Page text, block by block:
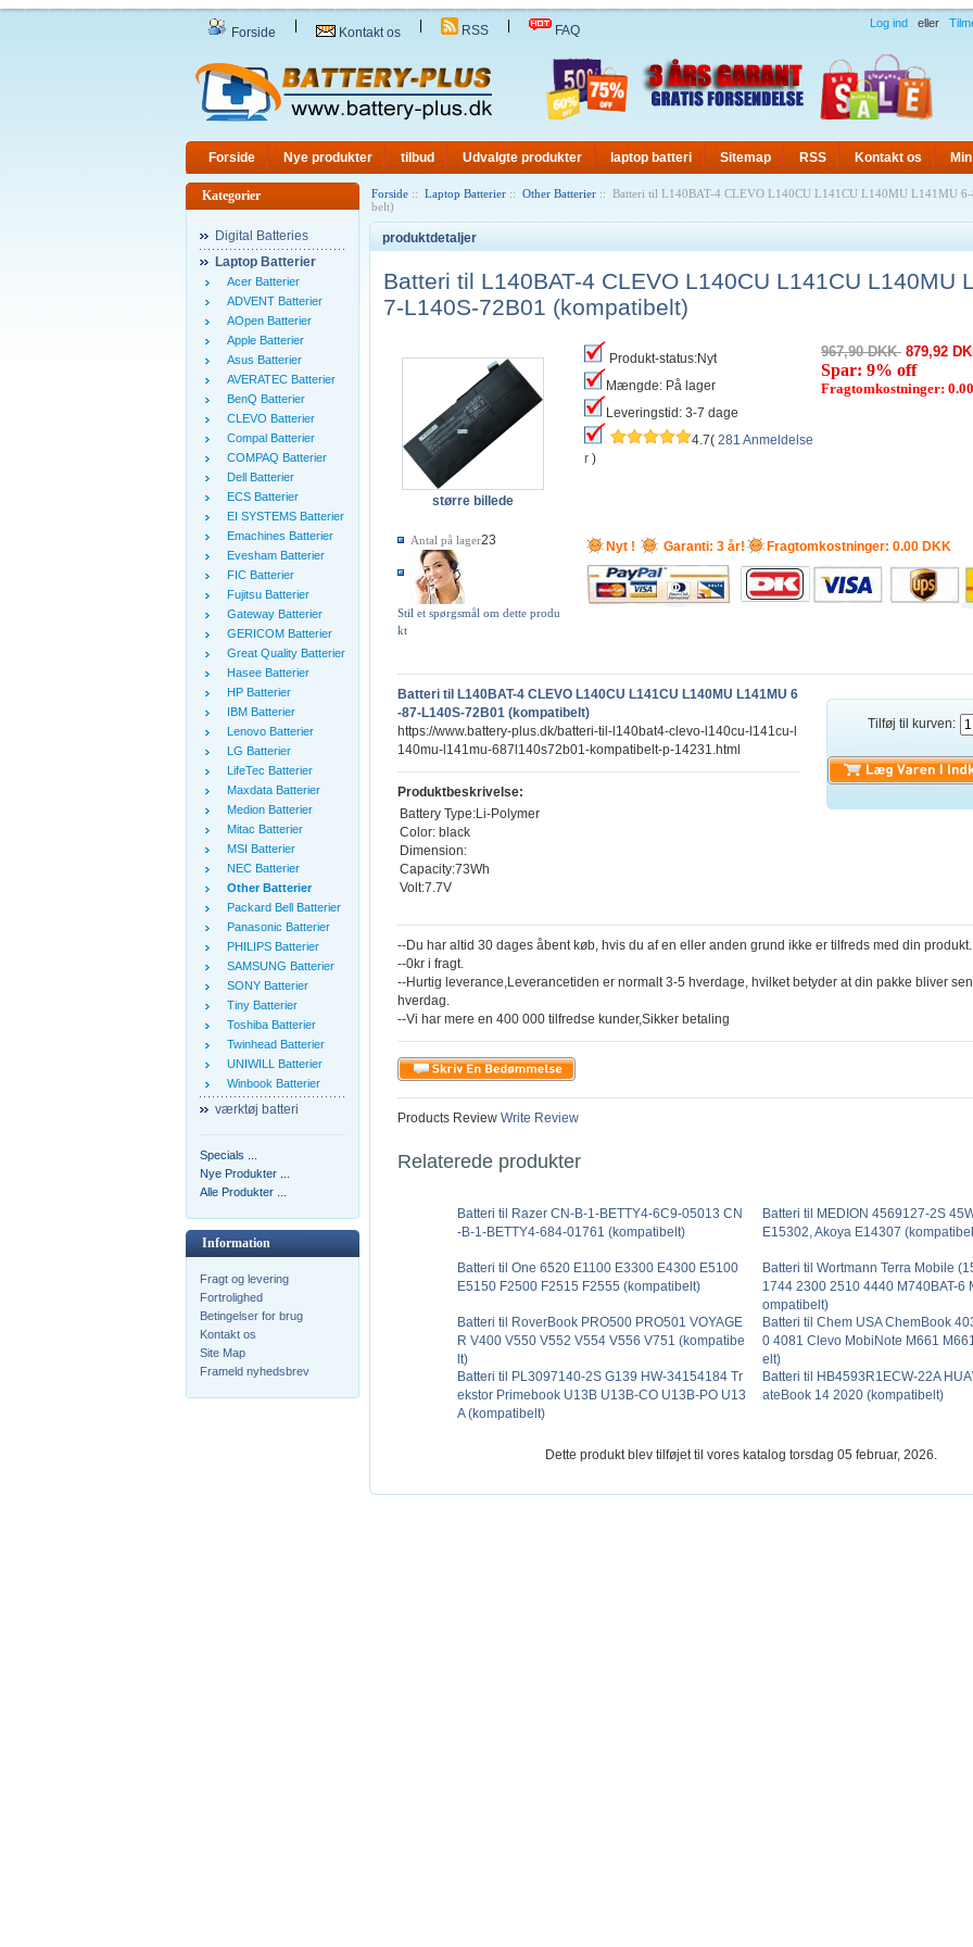
Forside Kontakt os RSS FAQ Log ind eller
Forside Nye produkter tilbud Udvalgte produkter laptop batteri Sitemap RSS Kontakt os
Kategorier
Digital Batteries
Laptop Batterier
Acer Batterier
ADVENT Batterier
AOpen Batterier
Apple Batterier
Asus Batterier
AVERATEC Batterier
BenQ Batterier
CLEVO Batterier
Compal Batterier
COMPAQ Batterier
Dell Batterier
ECS Batterier
EI SYSTEMS Batterier
Emachines Batterier
Evesham Batterier
FIC Batterier
Fujitsu Batterier
Gateway Batterier
GERICOM Batterier
Great Quality Batterier
Hasee Batterier
HP Batterier
IBM Batterier
Lenovo Batterier
LG Batterier
LifeTec Batterier
Maxdata Batterier
Medion Batterier
Mitac Batterier
MSI Batterier
NEC Batterier
Other Batterier
Packard Bell Batterier
Panasonic Batterier
PHILIPS Batterier
SAMSUNG Batterier
SONY Batterier
Tiny Batterier
Toshiba Batterier
Twinhead Batterier
UNIWILL Batterier
Winbook Batterier
værktøj batteri
Specials ...
Nye Produkter ...
Alle Produkter ...
Information
Fragt og levering
Fortrolighed
Betingelser for brug
Kontakt os
Site Map
Frameld nyhedsbrev
Forside :: Laptop Batterier :: Other Batterier :: Batteri til L140BAT-4 CLEVO L140CU L141CU L140MU L141MU
belt)
produktdetaljer
Batteri til L140BAT-4 CLEVO L140CU L141CU L140MU
7-L140S-72B01 (kompatibelt)
større billede
Antal på lager23
Stil et spørgsmål om dette produ
kt
Produkt-status:Nyt
Mængde: På lager
Leveringstid: 3-7 dage
4.7( 281 Anmeldelse
r )
967,90 DKK 879,92
Spar: 9% off
Fragtomkostninger:
Nyt ! Garanti: 3 år! Fragtomkostninger: 0.00 DKK
Tilføj til kurven:
Batteri til L140BAT-4 CLEVO L140CU L141CU L140MU L141MU 6
-87-L140S-72B01 (kompatibelt)
https://www.battery-plus.dk/batteri-til-l140bat4-clevo-l140cu-l141cu-l
140mu-l141mu-687l140s72b01-kompatibelt-p-14231.html
Produktbeskrivelse:
Battery Type:Li-Polymer
Color: black
Dimension:
Capacity:73Wh
Volt:7.7V
--Du har altid 30 dages åbent køb, hvis du af en eller anden grund ikke er tilfreds med din produkt.
--0kr i fragt.
--Hurtig leverance,Leverancetiden er normalt 3-5 hverdage, hvilket betyder at din pakke bliver
hverdag.
--Vi har mere en 400 000 tilfredse kunder,Sikker betaling
Products Review Write Review
Relaterede produkter
Batteri til Razer CN-B-1-BETTY4-6C9-05013 CN
-B-1-BETTY4-684-01761 (kompatibelt)
Batteri til MEDION 4569127-2S
E15302, Akoya E14307
Batteri til One 6520 E1100 E3300 E4300 E5100
E5150 F2500 F2515 F2555 (kompatibelt)
Batteri til Wortmann Terra Mobile
1744 2300 2510 4440 M740BAT-6
ompatibelt)
Batteri til RoverBook PRO500 PRO501 VOYAGE
R V400 V550 V552 V554 V556 V751 (kompatibe
lt)
Batteri til Chem USA ChemBook
0 4081 Clevo MobiNote M661
elt)
Batteri til PL3097140-2S G139 HW-34154184 Tr
ekstor Primebook U13B U13B-CO U13B-PO U13
A (kompatibelt)
Batteri til HB4593R1ECW-22A
ateBook 14 2020 (kompatibelt)
Dette produkt blev tilføjet til vores katalog torsdag 05 februar, 2026.